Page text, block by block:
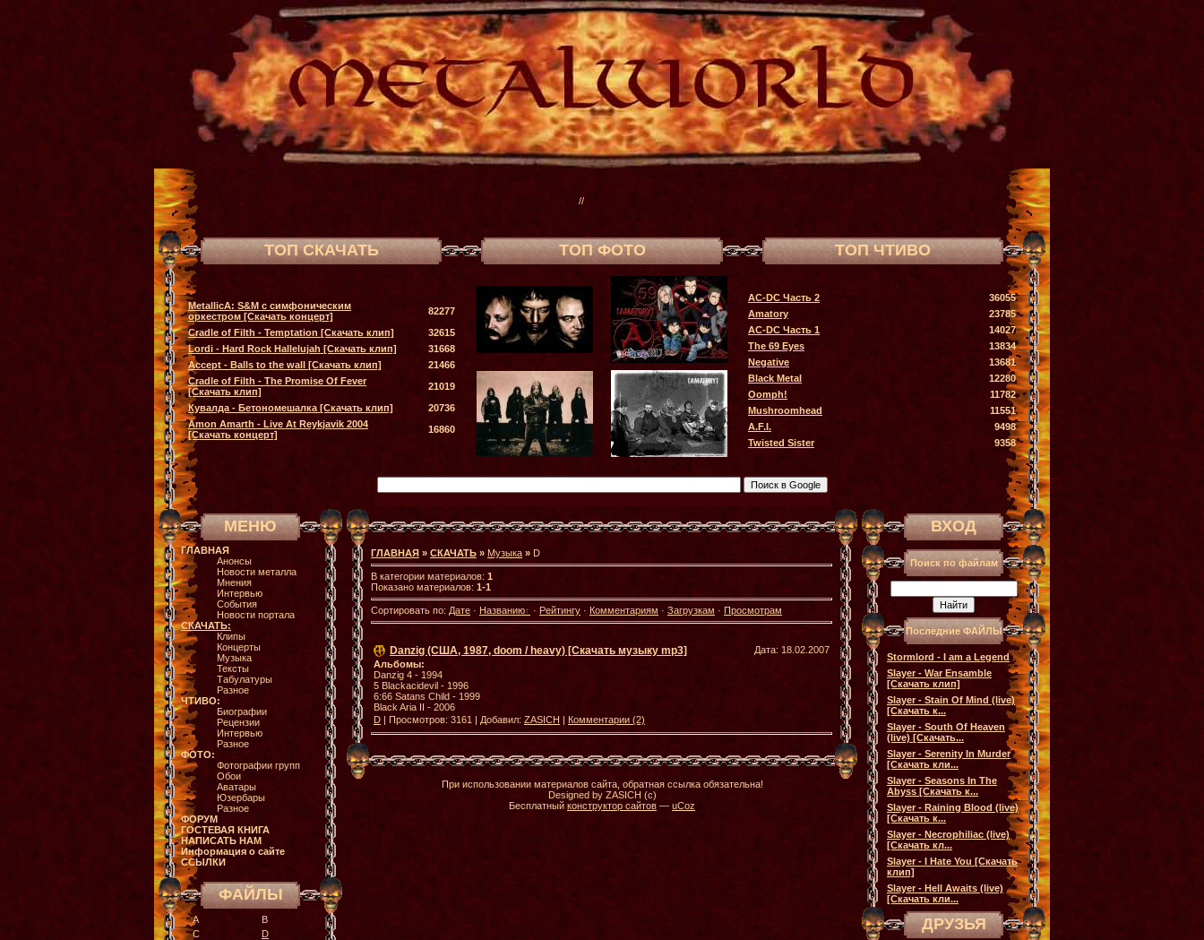
//
ТОП СКАЧАТЬ ТОП ФОТО ТОП ЧТИВО
MetallicA: S&M с симфоническим
оркестром [Скачать концерт]
82277
Cradle of Filth - Temptation [Скачать клип]
32615
Lordi - Hard Rock Hallelujah [Скачать клип]
31668
Accept - Balls to the wall [Скачать клип]
21466
Cradle of Filth - The Promise Of Fever
[Скачать клип]
21019
Кувалда - Бетономешалка [Скачать клип]
20736
Amon Amarth - Live At Reykjavik 2004
[Скачать концерт]
16860
AC-DC Часть 2
36055
Amatory
23785
AC-DC Часть 1
14027
The 69 Eyes
13834
Negative
13681
Black Metal
12280
Oomph!
11782
Mushroomhead
11551
A.F.I.
9498
Twisted Sister
9358
МЕНЮ
ГЛАВНАЯ
Анонсы
Новости металла
Мнения
Интервью
События
Новости портала
СКАЧАТЬ:
Клипы
Концерты
Музыка
Тексты
Табулатуры
Разное
ЧТИВО:
Биографии
Рецензии
Интервью
Разное
ФОТО:
Фотографии групп
Обои
Аватары
Юзербары
Разное
ФОРУМ
ГОСТЕВАЯ КНИГА
НАПИСАТЬ НАМ
Информация о сайте
ССЫЛКИ
ФАЙЛЫ
A
B
C
D
ГЛАВНАЯ » СКАЧАТЬ » Музыка » D
В категории материалов: 1
Показано материалов: 1-1
Сортировать по: Дате · Названию · Рейтингу · Комментариям · Загрузкам · Просмотрам
Дата: 18.02.2007
Danzig (США, 1987, doom / heavy) [Скачать музыку mp3]
Альбомы:
Danzig 4 - 1994
5 Blackacidevil - 1996
6:66 Satans Child - 1999
Black Aria II - 2006
D | Просмотров: 3161 | Добавил: ZASICH | Комментарии (2)
При использовании материалов сайта, обратная ссылка обязательна!
Designed by ZASICH (c)
Бесплатный конструктор сайтов — uCoz
ВХОД
Поиск по файлам
Последние ФАЙЛЫ
Stormlord - I am a Legend
Slayer - War Ensamble
[Скачать клип]
Slayer - Stain Of Mind (live)
[Скачать к...
Slayer - South Of Heaven
(live) [Скачать...
Slayer - Serenity In Murder
[Скачать кли...
Slayer - Seasons In The
Abyss [Скачать к...
Slayer - Raining Blood (live)
[Скачать к...
Slayer - Necrophiliac (live)
[Скачать кл...
Slayer - I Hate You [Скачать
клип]
Slayer - Hell Awaits (live)
[Скачать кли...
ДРУЗЬЯ